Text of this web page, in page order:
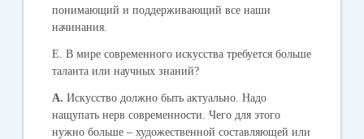
понимающий и поддерживающий все наши
начинания.
Е. В мире современного искусства требуется больше
таланта или научных знаний?
А. Искусство должно быть актуально. Надо
нащупать нерв современности. Чего для этого
нужно больше – художественной составляющей или